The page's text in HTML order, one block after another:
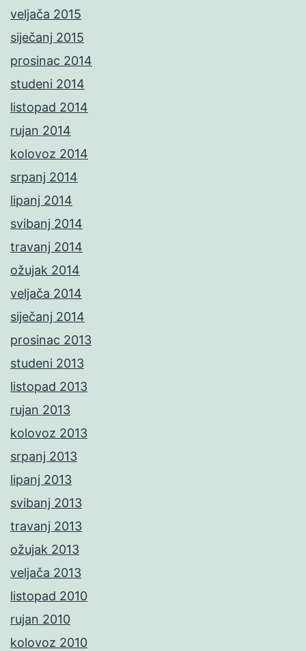
veljača 2015
siječanj 2015
prosinac 2014
studeni 2014
listopad 2014
rujan 2014
kolovoz 2014
srpanj 2014
lipanj 2014
svibanj 2014
travanj 2014
ožujak 2014
veljača 2014
siječanj 2014
prosinac 2013
studeni 2013
listopad 2013
rujan 2013
kolovoz 2013
srpanj 2013
lipanj 2013
svibanj 2013
travanj 2013
ožujak 2013
veljača 2013
listopad 2010
rujan 2010
kolovoz 2010